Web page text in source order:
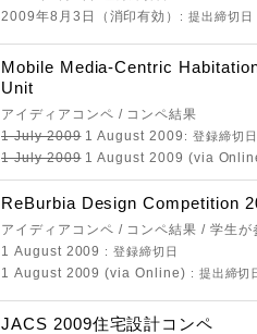
2009年8月3日（消印有効） : 提出締切日
Mobile Media-Centric
Unit
アイディアコンペ / コンペ結果
1 July 20091 August 2009 : 登録締切日
1 July 20091 August 2009 (via
ReBurbia Design Competition
アイディアコンペ / コンペ結果 / 学生が
1 August 2009 : 登録締切日
1 August 2009 (via Online) : 提出締切
JACS 2009住宅設計コンペ